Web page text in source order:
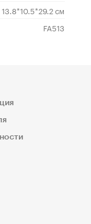
13.8*10.5*29.2 см
FA513